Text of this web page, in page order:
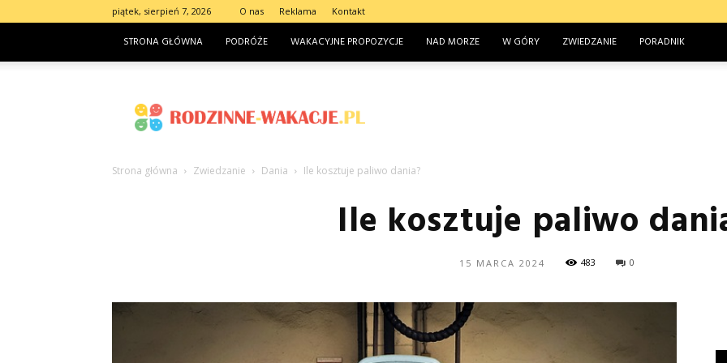
piątek, sierpień 7, 2026 O nas Reklama Kontakt
STRONA GŁÓWNA PODRÓŻE WAKACYJNE PROPOZYCJE NAD MORZE W GÓRY ZWIEDZANIE PORADNIK
wakacje.pl
Strona główna Zwiedzanie Dania Ile kosztuje paliwo dania?
Ile kosztuje paliwo
15 MARCA 2024 483 0